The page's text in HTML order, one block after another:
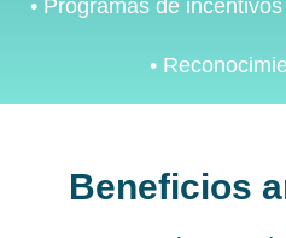
• Programas de
•
Beneficios